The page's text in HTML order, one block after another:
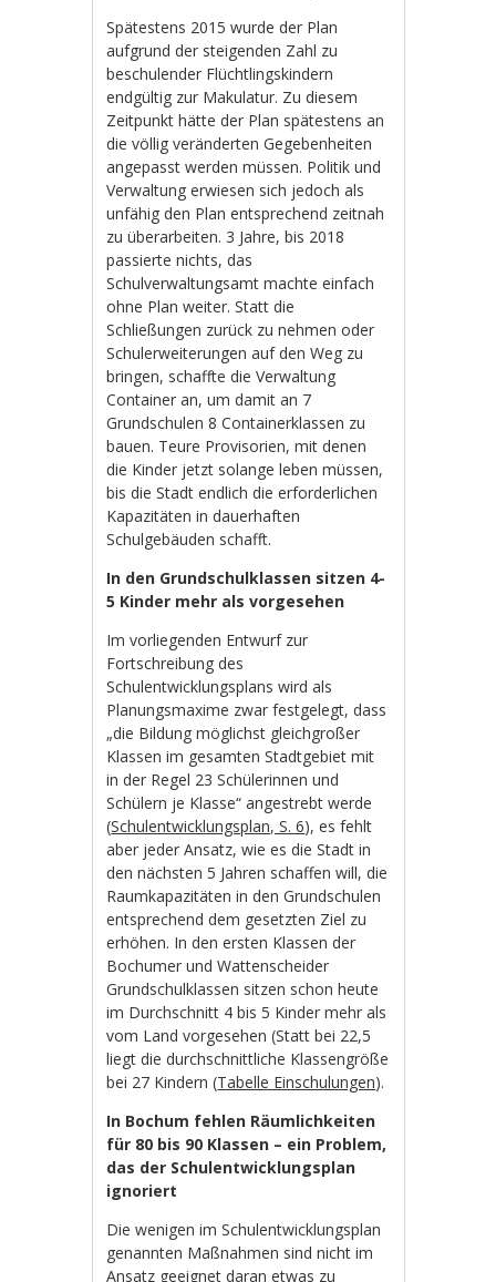
Spätestens 2015 wurde der Plan
aufgrund der steigenden Zahl zu
beschulender Flüchtlingskindern
endgültig zur Makulatur. Zu diesem
Zeitpunkt hätte der Plan spätestens an
die völlig veränderten Gegebenheiten
angepasst werden müssen. Politik und
Verwaltung erwiesen sich jedoch als
unfähig den Plan entsprechend zeitnah
zu überarbeiten. 3 Jahre, bis 2018
passierte nichts, das
Schulverwaltungsamt machte einfach
ohne Plan weiter. Statt die
Schließungen zurück zu nehmen oder
Schulerweiterungen auf den Weg zu
bringen, schaffte die Verwaltung
Container an, um damit an 7
Grundschulen 8 Containerklassen zu
bauen. Teure Provisorien, mit denen
die Kinder jetzt solange leben müssen,
bis die Stadt endlich die erforderlichen
Kapazitäten in dauerhaften
Schulgebäuden schafft.
In den Grundschulklassen sitzen 4-
5 Kinder mehr als vorgesehen
Im vorliegenden Entwurf zur
Fortschreibung des
Schulentwicklungsplans wird als
Planungsmaxime zwar festgelegt, dass
„die Bildung möglichst gleichgroßer
Klassen im gesamten Stadtgebiet mit
in der Regel 23 Schülerinnen und
Schülern je Klasse“ angestrebt werde
(Schulentwicklungsplan, S. 6), es fehlt
aber jeder Ansatz, wie es die Stadt in
den nächsten 5 Jahren schaffen will, die
Raumkapazitäten in den Grundschulen
entsprechend dem gesetzten Ziel zu
erhöhen. In den ersten Klassen der
Bochumer und Wattenscheider
Grundschulklassen sitzen schon heute
im Durchschnitt 4 bis 5 Kinder mehr als
vom Land vorgesehen (Statt bei 22,5
liegt die durchschnittliche Klassengröße
bei 27 Kindern (Tabelle Einschulungen).
In Bochum fehlen Räumlichkeiten
für 80 bis 90 Klassen – ein Problem,
das der Schulentwicklungsplan
ignoriert
Die wenigen im Schulentwicklungsplan
genannten Maßnahmen sind nicht im
Ansatz geeignet daran etwas zu